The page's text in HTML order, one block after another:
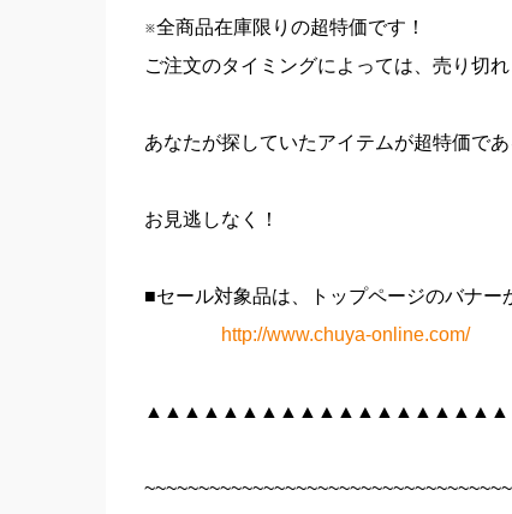
※全商品在庫限りの超特価です！
ご注文のタイミングによっては、売り切
あなたが探していたアイテムが超特価であ
お見逃しなく！
■セール対象品は、トップページのバナー
http://www.chuya-online.com/